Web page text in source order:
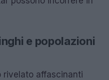
e popolazioni
rivelato affascinanti